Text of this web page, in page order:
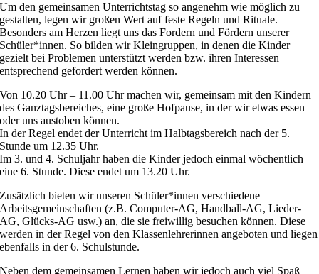
Um den gemeinsamen Unterrichtstag so angenehm wie möglich zu
gestalten, legen wir großen Wert auf feste Regeln und Rituale.
Besonders am Herzen liegt uns das Fordern und Fördern unserer
Schüler*innen. So bilden wir Kleingruppen, in denen die Kinder
gezielt bei Problemen unterstützt werden bzw. ihren Interessen
entsprechend gefordert werden können.
Von 10.20 Uhr – 11.00 Uhr machen wir, gemeinsam mit den Kindern
des Ganztagsbereiches, eine große Hofpause, in der wir etwas essen
oder uns austoben können.
In der Regel endet der Unterricht im Halbtagsbereich nach der 5.
Stunde um 12.35 Uhr.
Im 3. und 4. Schuljahr haben die Kinder jedoch einmal wöchentlich
eine 6. Stunde. Diese endet um 13.20 Uhr.
Zusätzlich bieten wir unseren Schüler*innen verschiedene
Arbeitsgemeinschaften (z.B. Computer-AG, Handball-AG, Lieder-
AG, Glücks-AG usw.) an, die sie freiwillig besuchen können. Diese
werden in der Regel von den Klassenlehrerinnen angeboten und liegen
ebenfalls in der 6. Schulstunde.
Neben dem gemeinsamen Lernen haben wir jedoch auch viel Spaß